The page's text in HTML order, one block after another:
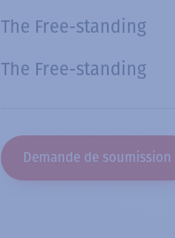
The Free-standing
The Free-standing
Demande de soumission